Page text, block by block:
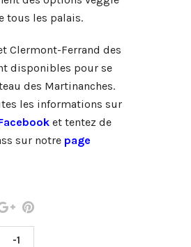
tous les palais.
Clermont-Ferrand des
disponibles pour se
des Martinanches.
les informations sur
et tentez de
sur notre page
-1